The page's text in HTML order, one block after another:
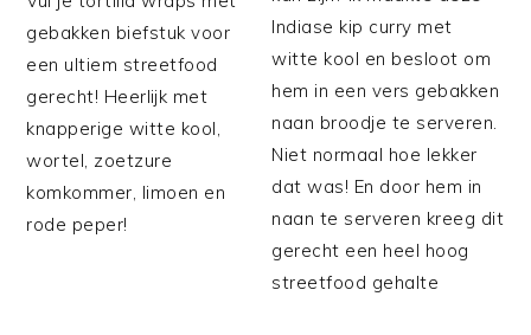
gebakken biefstuk voor
een ultiem streetfood
gerecht! Heerlijk met
knapperige witte kool,
wortel, zoetzure
komkommer, limoen en
rode peper!
Indiase kip curry met
witte kool en besloot om
hem in een vers gebakken
naan broodje te serveren.
Niet normaal hoe lekker
dat was! En door hem in
naan te serveren kreeg dit
gerecht een heel hoog
streetfood gehalte